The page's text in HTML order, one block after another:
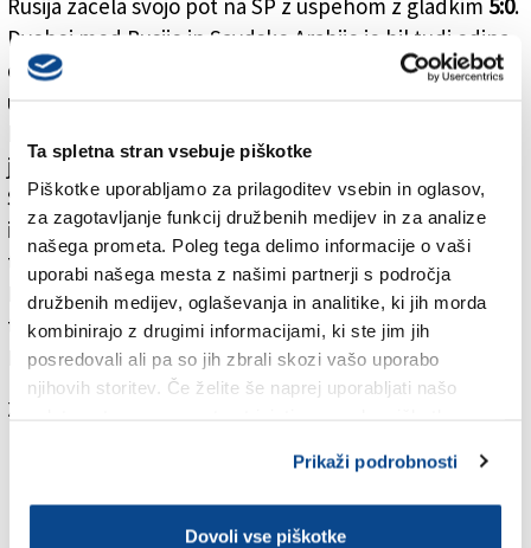
Ta spletna stran vsebuje piškotke
Piškotke uporabljamo za prilagoditev vsebin in oglasov,
za zagotavljanje funkcij družbenih medijev in za analize
našega prometa. Poleg tega delimo informacije o vaši
uporabi našega mesta z našimi partnerji s področja
družbenih medijev, oglaševanja in analitike, ki jih morda
kombinirajo z drugimi informacijami, ki ste jim jih
posredovali ali pa so jih zbrali skozi vašo uporabo
njihovih storitev. Če želite še naprej uporabljati našo
Prikaži podrobnosti
Dovoli vse piškotke
Rusija začela svojo pot na SP z uspehom z gladkim 5:0.
Dvoboj med Rusijo in Savdsko Arabijo je bil tudi edina
današnja tekma. Pred tem so na stadionu Lužniki
uradno odprli tekmovanje. Na slavnostnem odprtju je
je imel ob sebi rusko sopranistko Aido Garifullino.
Spregovorila sta tudi predsednik Fife Gianni Infantino
in Ruski predsednik Vladimir Putin. Jutri se bo
tekmovanje nadaljevalo. Ob 14. uri se bosta udarili
Egipt in Urugvaj (skupina A), nato pa bosta na vrsti
tekmi skupine B: ob 17. uri Maroko - Iran, ob 20. uri pa
Portugalska - Španija.
Za branje in pisanje komentarjev